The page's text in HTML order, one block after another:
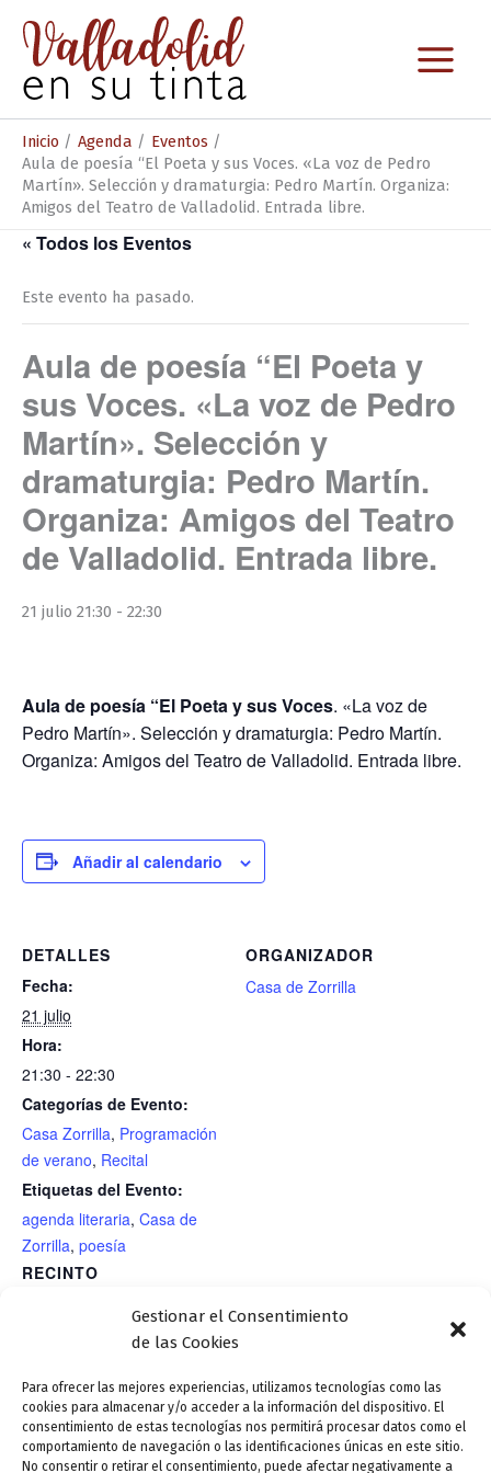
Gestionar el Consentimiento
de las Cookies
Para ofrecer las mejores experiencias, utilizamos tecnologías como las
cookies para almacenar y/o acceder a la información del dispositivo. El
consentimiento de estas tecnologías nos permitirá procesar datos como el
comportamiento de navegación o las identificaciones únicas en este sitio.
No consentir o retirar el consentimiento, puede afectar negativamente a
contenido
Inicio Agenda
Eventos
Aula de poesía “El Poeta y sus Voces. «La voz de Pedro
Martín». Selección y dramaturgia: Pedro Martín. Organiza:
Amigos del Teatro de Valladolid. Entrada libre.
« Todos los Eventos
Este evento ha pasado.
Aula de poesía “El Poeta y
sus Voces. «La voz de Pedro
Martín». Selección y
dramaturgia: Pedro Martín.
Organiza: Amigos del Teatro
de Valladolid. Entrada libre.
21 julio 21:30 - 22:30
Aula de poesía “El Poeta y sus Voces. «La voz de
Pedro Martín». Selección y dramaturgia: Pedro Martín.
Organiza: Amigos del Teatro de Valladolid. Entrada libre.
Añadir al calendario
DETALLES
Fecha:
21 julio
Hora:
21:30 - 22:30
Categorías de Evento:
Casa Zorrilla, Programación
de verano, Recital
Etiquetas del Evento:
agenda literaria, Casa de
Zorrilla, poesía
RECINTO
Casa de Zorrilla/Jardín romántico
ORGANIZADOR
Casa de Zorrilla
Concierto: «Anfibia por
veces» Antía Muíño (voz y
guitarras). Miguel Arribas
Teatro. “Don Quijote, la historia
secreta”. Compañía: Teatro de
Poniente. Reparto: Antonio Velasco y